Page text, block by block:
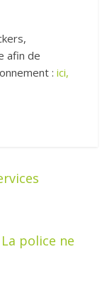
afin de
:ici,
police ne